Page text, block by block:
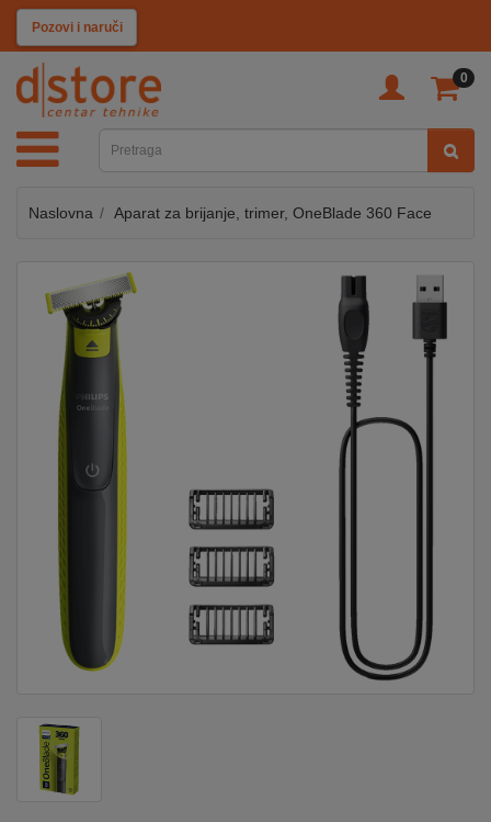
Pozovi i naruči
0
KATEGORIJE
TV
SAT
MOBILNI
AUDIO
KABLOVI
ENERGIJA
KLIMATIZACIJA
Naslovna Aparat za brijanje, trimer, OneBlade 360 Face